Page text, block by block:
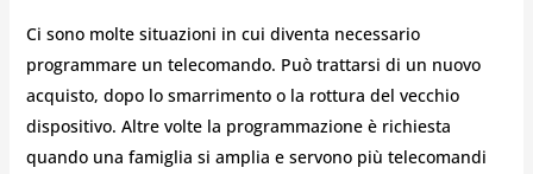
Ci sono molte situazioni in cui diventa necessario
programmare un telecomando. Può trattarsi di un nuovo
acquisto, dopo lo smarrimento o la rottura del vecchio
dispositivo. Altre volte la programmazione è richiesta
quando una famiglia si amplia e servono più telecomandi